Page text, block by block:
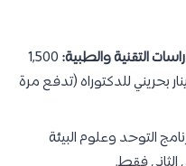
التقنية والطبية: 1,500
بحريني للماجستير و 2,000 دينار بحريني للدكتوراه (تدفع مرة
التوحد وعلوم البيئة